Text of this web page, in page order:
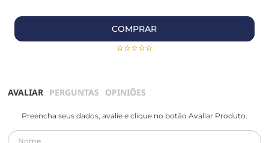
COMPRAR
AVALIAR PERGUNTAS OPINIÕES
Preencha seus dados, avalie e clique no botão Avaliar Produto.